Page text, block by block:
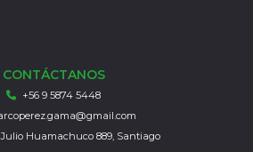
CONTÁCTANOS
+56 9 5874 5448
Julio Huamachuco 889, Santiago